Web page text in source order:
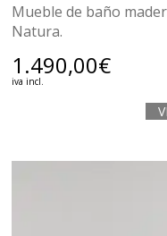
Mueble de baño
Natura.
1.490,00€
iva incl.